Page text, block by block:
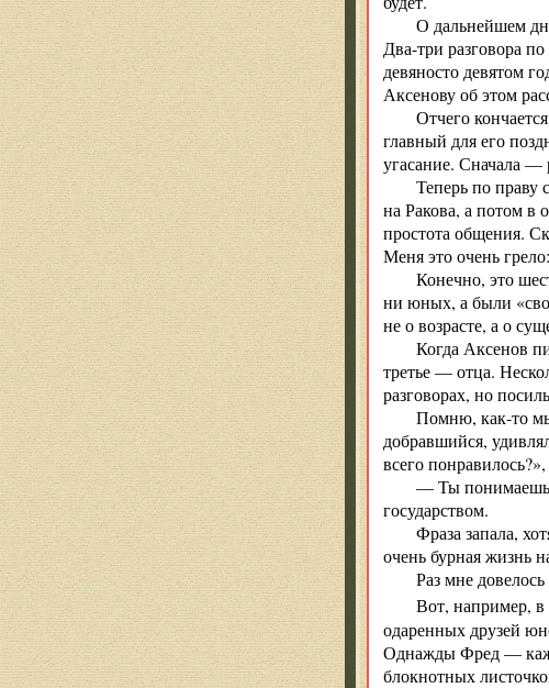
О дальнейшем
Два-три разговора
девяносто девятом
Аксенову об этом
Отчего
главный для его
угасание. Сначала —
Теперь по праву
на Ракова, а потом в
простота общения.
Меня это очень
Конечно, это
ни юных, а были
не о возрасте, а о
Когда Аксенов
третье — отца.
разговорах, но
Помню, как-то
добравшийся,
всего
— Ты понимаешь,
государством.
Фраза запала,
очень бурная жизнь
Раз мне
Вот, например, в
одаренных друзей
Однажды Фред —
блокнотных